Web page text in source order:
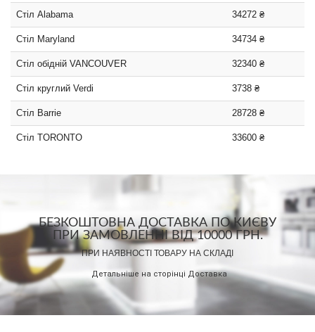
Стіл Alabama 34272 ₴
Стіл Maryland 34734 ₴
Стіл обідній VANCOUVER 32340 ₴
Стіл круглий Verdi 3738 ₴
Стіл Barrie 28728 ₴
Стіл TORONTO 33600 ₴
БЕЗКОШТОВНА ДОСТАВКА ПО КИЄВУ
ПРИ ЗАМОВЛЕННІ ВІД 10000 ГРН.
ПРИ НАЯВНОСТІ ТОВАРУ НА СКЛАДІ
Детальніше на сторінці Доставка